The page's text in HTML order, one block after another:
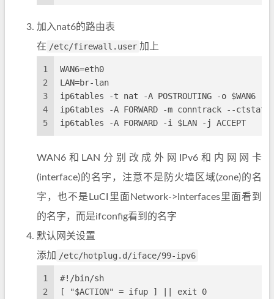
加入nat6的路由表
在 /etc/firewall.user 加上
1
2
3
4
5
WAN6=eth0
LAN=br-lan
ip6tables -t nat -A POSTROUTING -o $WAN6 -j
ip6tables -A FORWARD -m conntrack --ctstate
ip6tables -A FORWARD -i $LAN -j ACCEPT
WAN6和LAN分别改成外网IPv6和内网网卡
(interface)的名字，注意不是防火墙区域(zone)的名
字，也不是LuCI里面Network->Interfaces里面看到
的名字，而是ifconfig看到的名字
默认网关设置
添加 /etc/hotplug.d/iface/99-ipv6
1
2
#!/bin/sh
[ "$ACTION" = ifup ] || exit 0